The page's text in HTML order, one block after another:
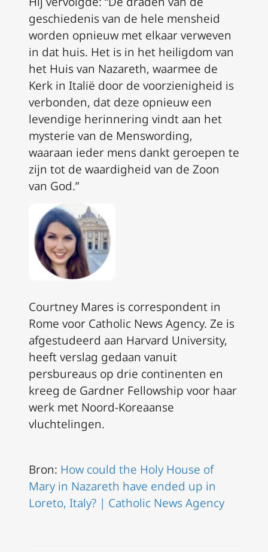
geschiedenis van de hele mensheid
worden opnieuw met elkaar verweven
in dat huis. Het is in het heiligdom van
het Huis van Nazareth, waarmee de
Kerk in Italië door de voorzienigheid is
verbonden, dat deze opnieuw een
levendige herinnering vindt aan het
mysterie van de Menswording,
waaraan ieder mens dankt geroepen te
zijn tot de waardigheid van de Zoon
van God.”
Courtney Mares is correspondent in
Rome voor Catholic News Agency. Ze is
afgestudeerd aan Harvard University,
heeft verslag gedaan vanuit
persbureaus op drie continenten en
kreeg de Gardner Fellowship voor haar
werk met Noord-Koreaanse
vluchtelingen.
Bron: How could the Holy House of
Mary in Nazareth have ended up in
Loreto, Italy? | Catholic News Agency